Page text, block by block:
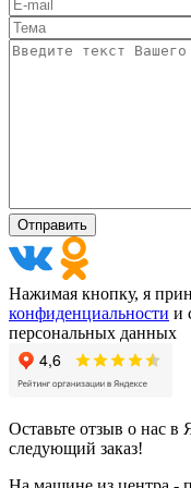
Нажимая кнопку, я
конфиденциальности и
персональных данных
Оставьте отзыв о нас в
следующий заказ!